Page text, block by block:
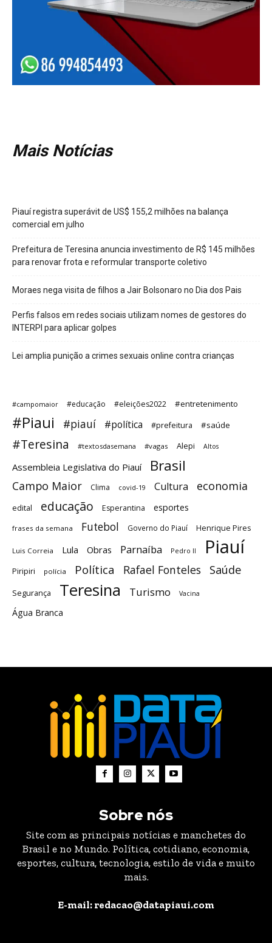
Mais Notícias
Piauí registra superávit de US$ 155,2 milhões na balança
comercial em julho
Prefeitura de Teresina anuncia investimento de R$ 145 milhões
para renovar frota e reformular transporte coletivo
Moraes nega visita de filhos a Jair Bolsonaro no Dia dos Pais
Perfis falsos em redes sociais utilizam nomes de gestores do
INTERPI para aplicar golpes
Lei amplia punição a crimes sexuais online contra crianças
#campomaior #educação #eleições2022 #entretenimento
#Piaui #piauí #política #prefeitura #saúde
#Teresina #textosdasemana #vagas Alepi Altos
Assembleia Legislativa do Piauí Brasil
Campo Maior Clima covid-19 Cultura economia
edital educação Esperantina esportes
frases da semana Futebol Governo do Piauí Henrique Pires
Luis Correia Lula Obras Parnaíba Pedro II Piauí
Piripiri polícia Política Rafael Fonteles Saúde
Segurança Teresina Turismo Vacina
Água Branca
Sobre nós
Site com as principais notícias e manchetes do
Brasil e no Mundo. Política, cotidiano, economia,
esportes, cultura, tecnologia, estilo de vida e muito
mais.
E-mail: redacao@datapiaui.com